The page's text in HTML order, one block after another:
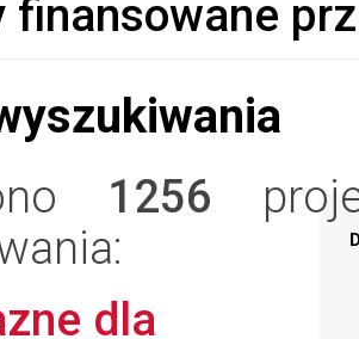
finansowane
1256
dla